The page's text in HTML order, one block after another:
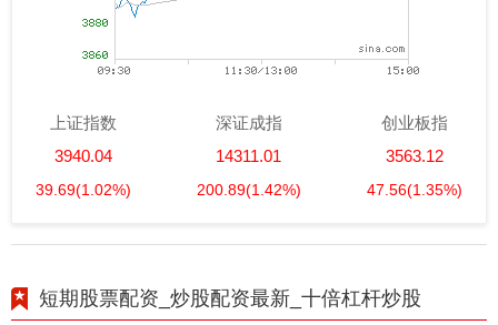
上证指数
3940.04
39.69(1.02%)
深证成指
14311.01
200.89(1.42%)
创业板指
3563.12
47.56(1.35%)
短期股票配资_炒股配资最新_十倍杠杆炒股